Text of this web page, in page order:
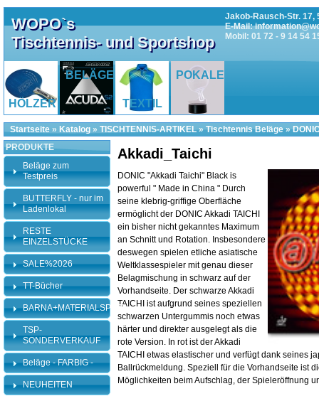
WOPO`s
Tischtennis- und Sportshop
Jakob-Rausch-Str. 17,
E-Mail:
Mobil: 01 72 - 9 14 54
HÖLZER
BELÄGE
TEXTIL
POKALE
Startseite » Katalog » TISCHTENNIS-ARTIKEL»Tischtennis Beläge»
Akkadi_Taichi
DONIC "Akkadi Taichi" Black is
powerful " Made in China " Durch
seine klebrig-griffige Oberfläche
ermöglicht der DONIC Akkadi TAICHI
ein bisher nicht gekanntes Maximum
an Schnitt und Rotation. Insbesondere
deswegen spielen etliche asiatische
Weltklassespieler mit genau dieser
Belagmischung in schwarz auf der
Vorhandseite. Der schwarze Akkadi
TAICHI ist aufgrund seines speziellen
schwarzen Untergummis noch etwas
härter und direkter ausgelegt als die
rote Version. In rot ist der Akkadi
TAICHI etwas elastischer und verfügt dank seines
Ballrückmeldung. Speziell für die Vorhandseite ist
Möglichkeiten beim Aufschlag, der Spieleröffnung
PRODUKTE
Beläge zum
Testpreis
BUTTERFLY - nur im
Ladenlokal
RESTE
EINZELSTÜCKE
SALE%2026
TT-Bücher
BARNA+MATERIALSPEZI
TSP-
SONDERVERKAUF
Beläge - FARBIG -
NEUHEITEN